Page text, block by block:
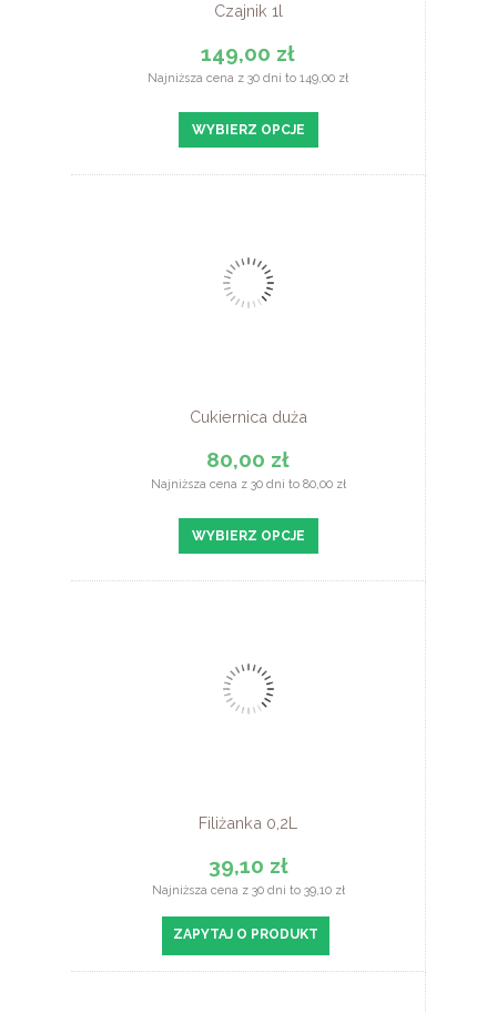
Czajnik 1l
149,00 zł
Najniższa cena z 30 dni to 149,00 zł
WYBIERZ OPCJE
Cukiernica duża
80,00 zł
Najniższa cena z 30 dni to 80,00 zł
WYBIERZ OPCJE
Filiżanka 0,2L
39,10 zł
Najniższa cena z 30 dni to 39,10 zł
ZAPYTAJ O PRODUKT